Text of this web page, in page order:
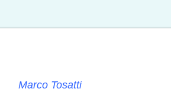
Marco Tosatti